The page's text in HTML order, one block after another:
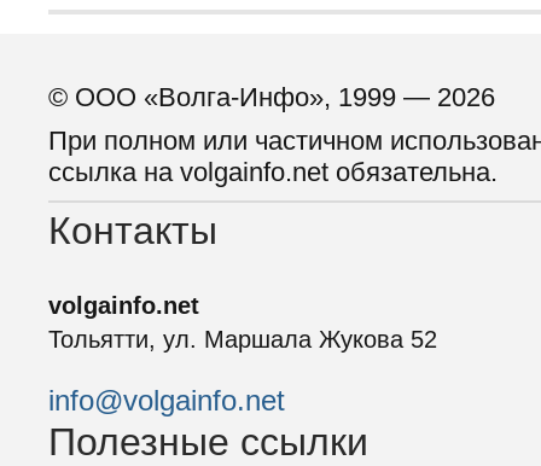
© ООО «Волга-Инфо», 1999 — 2026
При полном или частичном
ссылка на volgainfo.net обязательна.
Контакты
volgainfo.net
Тольятти, ул. Маршала Жукова 52
info@volgainfo.net
Полезные ссылки